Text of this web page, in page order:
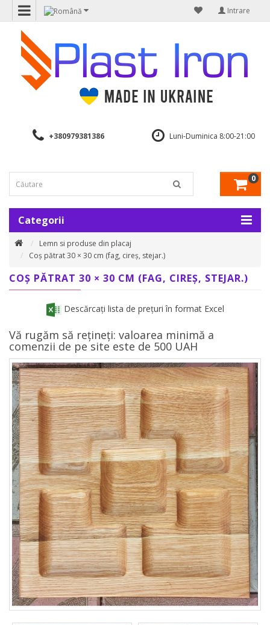
Intrare
+380979381386 Luni-Duminica 8:00-21:00
0
Categorii
Lemn si produse din placaj
Coș pătrat 30 × 30 cm (fag, cireș, stejar.)
COȘ PĂTRAT 30 × 30 CM (FAG, CIREȘ, STEJAR.)
Descărcați lista de prețuri în format Excel
Vă rugăm să rețineți: valoarea minimă a
comenzii de pe site este de 500 UAH